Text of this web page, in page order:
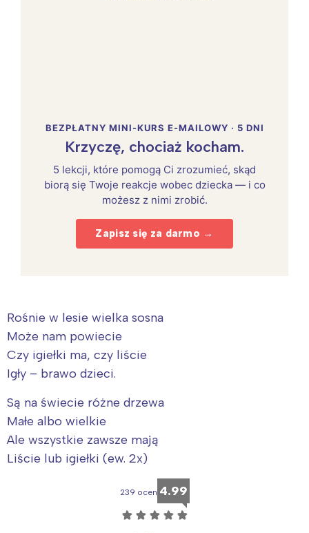
BEZPŁATNY MINI-KURS E-MAILOWY · 5 DNI
Krzyczę, chociaż kocham.
5 lekcji, które pomogą Ci zrozumieć, skąd
biorą się Twoje reakcje wobec dziecka — i co
możesz z nimi zrobić.
Zapisz się za darmo →
Rośnie w lesie wielka sosna
Może nam powiecie
Czy igiełki ma, czy liście
Igły – brawo dzieci.
Są na świecie różne drzewa
Małe albo wielkie
Ale wszystkie zawsze mają
Liście lub igiełki (ew. 2x)
239 ocen 4.99
☆ ☆ ☆ ☆ ☆